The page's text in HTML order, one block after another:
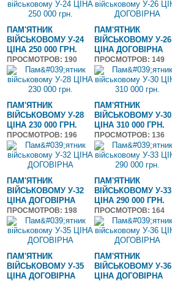
ПАМ'ЯТНИК
ВІЙСЬКОВОМУ У-24
ЦІНА 250 000 ГРН.
ПРОСМОТРОВ: 190
ПАМ'ЯТНИК
ВІЙСЬКОВОМУ У-26
ЦІНА ДОГОВІРНА
ПРОСМОТРОВ: 149
ПАМ'ЯТНИК
ВІЙСЬКОВОМУ У-28
ЦІНА 230 000 ГРН.
ПРОСМОТРОВ: 196
ПАМ'ЯТНИК
ВІЙСЬКОВОМУ У-30
ЦІНА 310 000 ГРН.
ПРОСМОТРОВ: 136
ПАМ'ЯТНИК
ВІЙСЬКОВОМУ У-32
ЦІНА ДОГОВІРНА
ПРОСМОТРОВ: 198
ПАМ'ЯТНИК
ВІЙСЬКОВОМУ У-33
ЦІНА 290 000 ГРН.
ПРОСМОТРОВ: 164
ПАМ'ЯТНИК
ВІЙСЬКОВОМУ У-35
ЦІНА ДОГОВІРНА
ПАМ'ЯТНИК
ВІЙСЬКОВОМУ У-36
ЦІНА ДОГОВІРНА